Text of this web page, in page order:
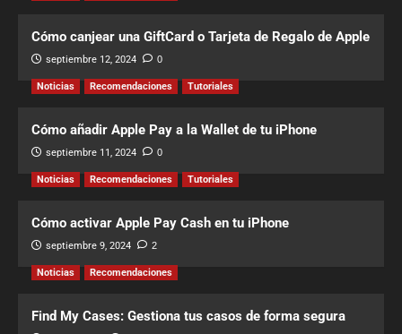
Cómo canjear una GiftCard o Tarjeta de Regalo de Apple
septiembre 12, 2024 0
Noticias Recomendaciones Tutoriales
Cómo añadir Apple Pay a la Wallet de tu iPhone
septiembre 11, 2024 0
Noticias Recomendaciones Tutoriales
Cómo activar Apple Pay Cash en tu iPhone
septiembre 9, 2024 2
Noticias Recomendaciones
Find My Cases: Gestiona tus casos de forma segura